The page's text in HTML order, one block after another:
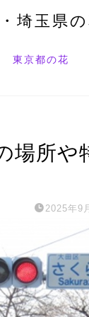
埼玉県
東京都の花
場所や
2025年9